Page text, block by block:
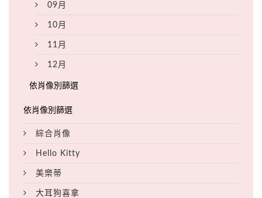
09月
10月
11月
12月
綜合肖像
Hello Kitty
美樂蒂
大耳狗喜拿